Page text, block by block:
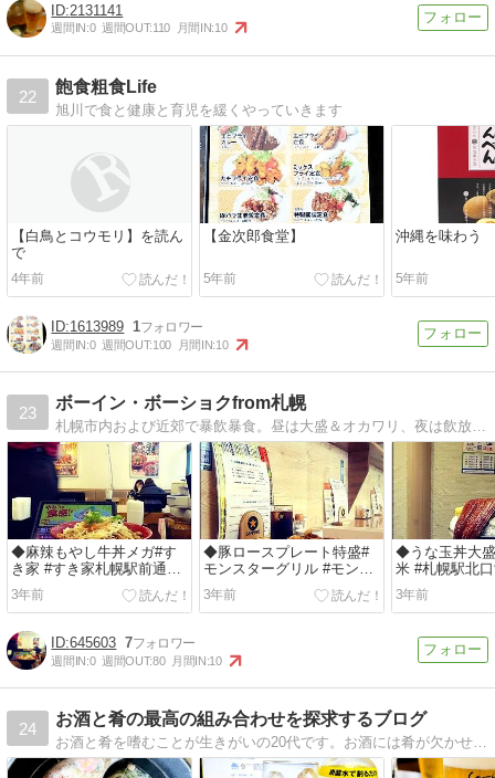
2131141
週間IN:0 週間OUT:110 月間IN:10
22
飽食粗食Life
旭川で食と健康と育児を緩くやっていきます
【白鳥とコウモリ】を読ん
で
4年前
【金次郎食堂】
5年前
沖縄を味わう
5年前
1613989 1
週間IN:0 週間OUT:100 月間IN:10
23
ボーイン・ボーショクfrom札幌
◆麻辣もやし牛丼メガ#す
き家 #すき家札幌駅前通北
一条店 #期間限定 #麻辣も
やし牛丼 ...
3年前
◆豚ロースプレート特盛#
モンスターグリル #モンス
ターグリル札幌店 #豚ロー
スプレート ...
3年前
◆うな玉丼大
米 #札幌駅北
純米 #10食限
#うな...
3年前
645603 7
週間IN:0 週間OUT:80 月間IN:10
24
お酒と肴の最高の組み合わせを探求するブログ
お酒と肴を嗜むことが生きがいの20代です。お酒には肴が欠かせないもので、逆に肴にはお酒は欠かせないものです。その最高の組み合わせを探求するブログ